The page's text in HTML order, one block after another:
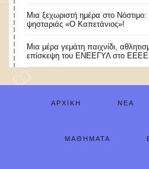
​Μια ξεχωριστή ημέρα στο Νόστιμο:
ψησταριάς «Ο Καπετάνιος»!
Μια μέρα γεμάτη παιχνίδι,
επίσκεψη του ΕΝΕΕΓΥΛ στο
ΑΡΧΙΚΉ ΝΈΑ
ΜΑΘΉΜΑΤΑ